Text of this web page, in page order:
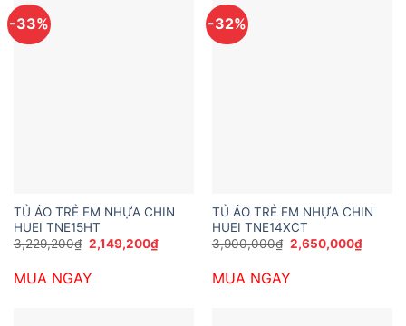
-33%
TỦ ÁO TRẺ EM NHỰA CHIN
HUEI TNE15HT
3,229,200₫ Giá
gốc
3,229,200₫.
2,149,200₫Giá
hiện
MUA NGAY
-32%
TỦ ÁO TRẺ EM NHỰA CHIN
HUEI TNE14XCT
3,900,000₫ Giá
gốc
3,900,000₫.
2,650,000₫Giá
hiện
MUA NGAY